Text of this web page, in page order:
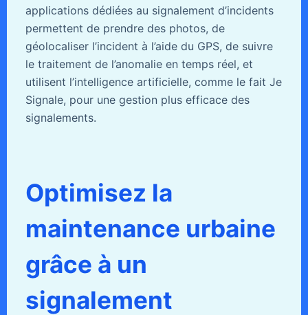
applications dédiées au signalement d’incidents
permettent de prendre des photos, de
géolocaliser l’incident à l’aide du GPS, de suivre
le traitement de l’anomalie en temps réel, et
utilisent l’intelligence artificielle, comme le fait Je
Signale, pour une gestion plus efficace des
signalements.
Optimisez la
maintenance urbaine
grâce à un
signalement